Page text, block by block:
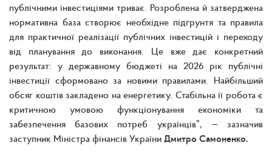
публічними інвестиціями триває. Розроблена й затверджена
нормативна база створює необхідне підґрунтя та правила
для практичної реалізації публічних інвестицій і переходу
від планування до виконання. Це вже дає конкретний
результат: у державному бюджеті на 2026 рік публічні
інвестиції сформовано за новими правилами. Найбільший
обсяг коштів закладено на енергетику. Стабільна її робота є
критичною умовою функціонування економіки та
забезпечення базових потреб українців”, — зазначив
заступник Міністра фінансів України Дмитро Самоненко.